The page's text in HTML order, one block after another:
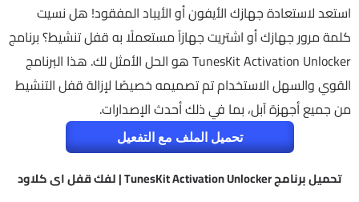
استعد لاستعادة جهازك الأيفون أو الأيباد المفقود! هل نسيت
كلمة مرور جهازك أو اشتريت جهازاً مستعملًا به قفل تنشيط؟ برنامج
TunesKit Activation Unlocker هو الحل الأمثل لك. هذا البرنامج
القوي والسهل الاستخدام تم تصميمه خصيصًا لإزالة قفل التنشيط
من جميع أجهزة آبل، بما في ذلك أحدث الإصدارات.
تحميل الملف مع التفعيل
تحميل برنامج TunesKit Activation Unlocker | لفك قفل اى كلاود